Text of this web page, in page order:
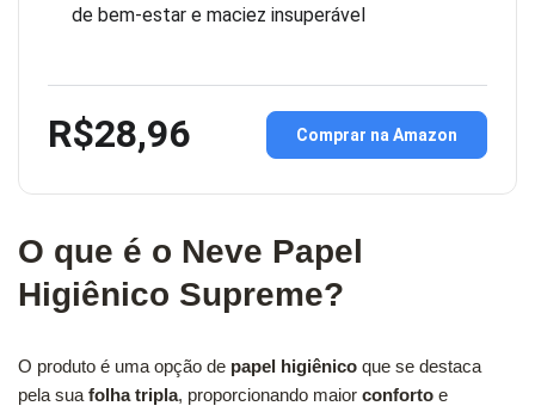
de bem-estar e maciez insuperável
R$28,96 Comprar na Amazon
O que é o Neve Papel
Higiênico Supreme?
O produto é uma opção de papel higiênico que se destaca
pela sua folha tripla, proporcionando maior conforto e